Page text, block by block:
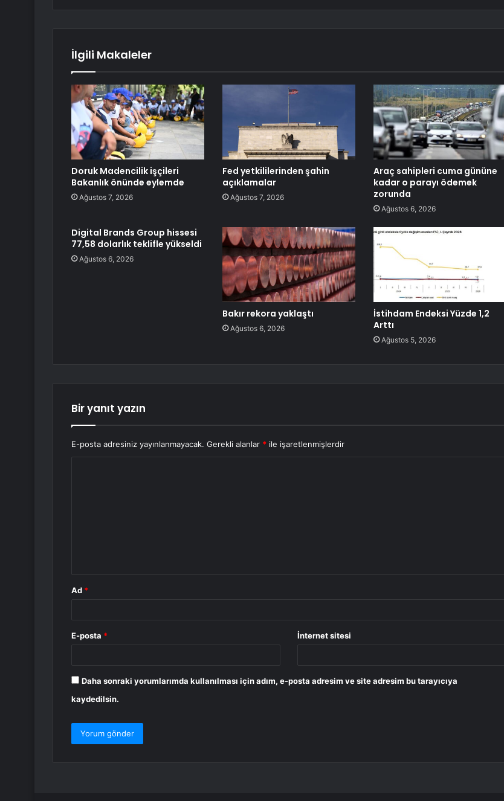
İlgili Makaleler
Doruk Madencilik işçileri
Bakanlık önünde eylemde
Ağustos 7, 2026
Fed yetkililerinden şahin
açıklamalar
Ağustos 7, 2026
Araç sahipleri cuma gününe
kadar o parayı ödemek
zorunda
Ağustos 6, 2026
Digital Brands Group hissesi
77,58 dolarlık teklifle yükseldi
Ağustos 6, 2026
Bakır rekora yaklaştı
Ağustos 6, 2026
İstihdam Endeksi Yüzde 1,2
Arttı
Ağustos 5, 2026
Bir yanıt yazın
E-posta adresiniz yayınlanmayacak. Gerekli alanlar * ile işaretlenmişlerdir
Ad *
E-posta * İnternet sitesi
Daha sonraki yorumlarımda kullanılması için adım, e-posta adresim ve site adresim bu tarayıcıya
kaydedilsin.